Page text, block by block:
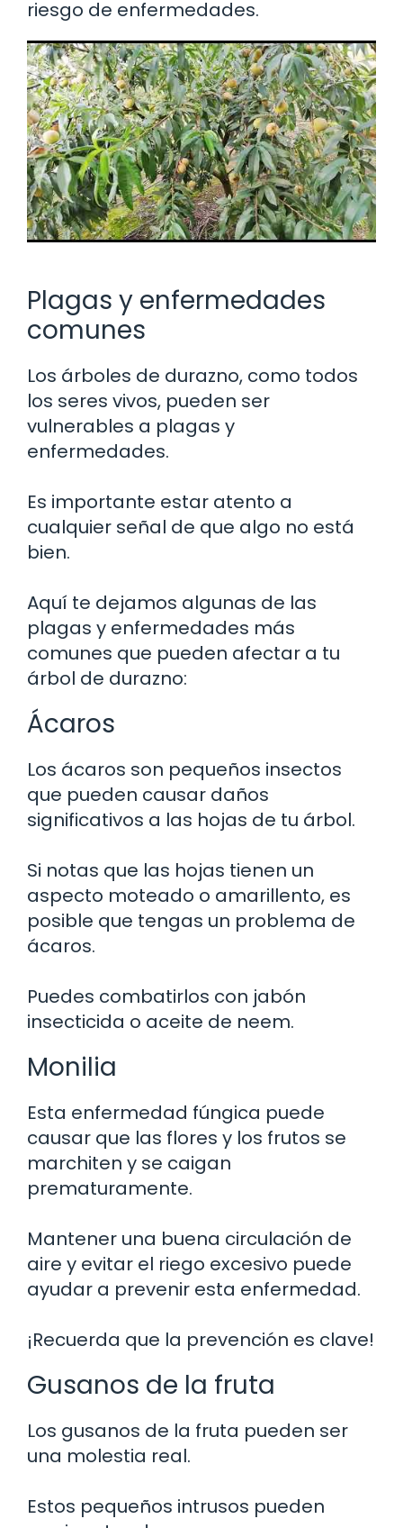
riesgo de enfermedades.
Plagas y enfermedades
comunes
Los árboles de durazno, como todos
los seres vivos, pueden ser
vulnerables a plagas y
enfermedades.
Es importante estar atento a
cualquier señal de que algo no está
bien.
Aquí te dejamos algunas de las
plagas y enfermedades más
comunes que pueden afectar a tu
árbol de durazno:
Ácaros
Los ácaros son pequeños insectos
que pueden causar daños
significativos a las hojas de tu árbol.
Si notas que las hojas tienen un
aspecto moteado o amarillento, es
posible que tengas un problema de
ácaros.
Puedes combatirlos con jabón
insecticida o aceite de neem.
Monilia
Esta enfermedad fúngica puede
causar que las flores y los frutos se
marchiten y se caigan
prematuramente.
Mantener una buena circulación de
aire y evitar el riego excesivo puede
ayudar a prevenir esta enfermedad.
¡Recuerda que la prevención es clave!
Gusanos de la fruta
Los gusanos de la fruta pueden ser
una molestia real.
Estos pequeños intrusos pueden